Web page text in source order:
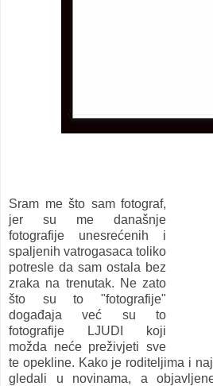
Sram me što sam fotograf,
jer su me današnje
fotografije unesrećenih i
spaljenih vatrogasaca toliko
potresle da sam ostala bez
zraka na trenutak. Ne zato
što su to "fotografije"
događaja već su to
fotografije LJUDI koji
možda neće preživjeti sve
te opekline. Kako je roditeljima i
gledali u novinama, a